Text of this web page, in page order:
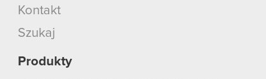
Kontakt
Szukaj
Produkty